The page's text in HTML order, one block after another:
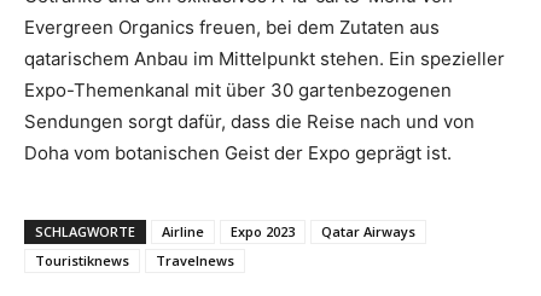
Evergreen Organics freuen, bei dem Zutaten aus
qatarischem Anbau im Mittelpunkt stehen. Ein spezieller
Expo-Themenkanal mit über 30 gartenbezogenen
Sendungen sorgt dafür, dass die Reise nach und von
Doha vom botanischen Geist der Expo geprägt ist.
SCHLAGWORTE Airline Expo 2023
Qatar Airways
Touristiknews
Travelnews